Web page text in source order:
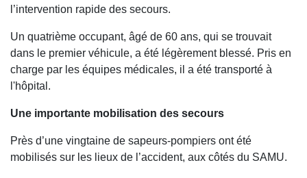
l’intervention rapide des secours.
Un quatrième occupant, âgé de 60 ans, qui se trouvait
dans le premier véhicule, a été légèrement blessé. Pris en
charge par les équipes médicales, il a été transporté à
l'hôpital.
Une importante mobilisation des secours
Près d’une vingtaine de sapeurs-pompiers ont été
mobilisés sur les lieux de l’accident, aux côtés du SAMU.